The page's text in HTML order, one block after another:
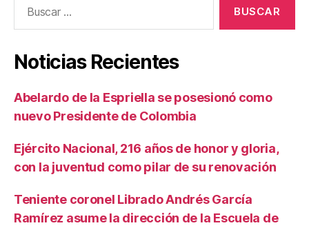
Noticias Recientes
Abelardo de la Espriella se posesionó como
nuevo Presidente de Colombia
Ejército Nacional, 216 años de honor y gloria,
con la juventud como pilar de su renovación
Teniente coronel Librado Andrés García
Ramírez asume la dirección de la Escuela de